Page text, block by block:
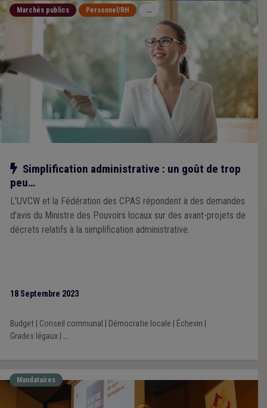
conférence de presse qui s’est tenue à Bruxelles ce matin.
Marchés publics
Personnel/RH ...
Notre action
Simplification administrative : un goût de trop
peu…
L'UVCW et la Fédération des CPAS répondent à des demandes
d'avis du Ministre des Pouvoirs locaux sur des avant-projets de
décrets relatifs à la simplification administrative.
18 Septembre 2023
Budget| Conseil communal Démocratie locale Échevin
Grades légaux| ...
Mandataires